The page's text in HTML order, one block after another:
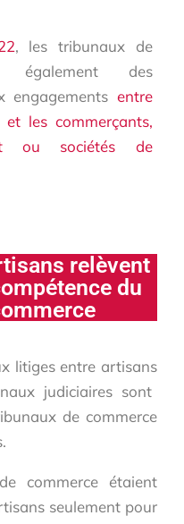
, les tribunaux de
également des
engagements entre
les commerçants,
ou sociétés de
relèvent
du
litiges entre artisans
judiciaires sont
de commerce
commerce étaient
seulement pour